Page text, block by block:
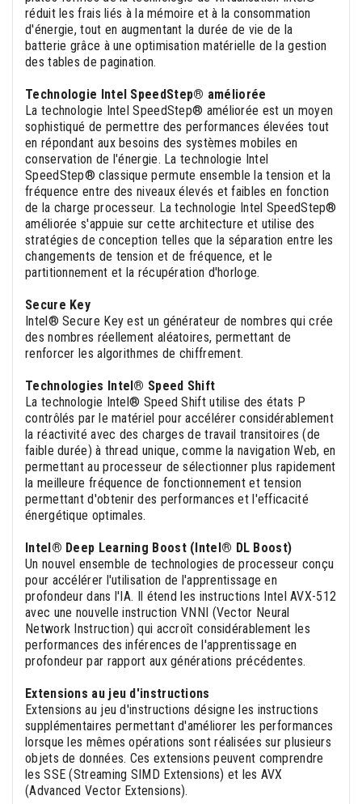
réduit les frais liés à la mémoire et à la consommation
d'énergie, tout en augmentant la durée de vie de la
batterie grâce à une optimisation matérielle de la gestion
des tables de pagination.
Technologie Intel SpeedStep® améliorée
La technologie Intel SpeedStep® améliorée est un moyen
sophistiqué de permettre des performances élevées tout
en répondant aux besoins des systèmes mobiles en
conservation de l'énergie. La technologie Intel
SpeedStep® classique permute ensemble la tension et la
fréquence entre des niveaux élevés et faibles en fonction
de la charge processeur. La technologie Intel SpeedStep®
améliorée s'appuie sur cette architecture et utilise des
stratégies de conception telles que la séparation entre les
changements de tension et de fréquence, et le
partitionnement et la récupération d'horloge.
Secure Key
Intel® Secure Key est un générateur de nombres qui crée
des nombres réellement aléatoires, permettant de
renforcer les algorithmes de chiffrement.
Technologies Intel® Speed Shift
La technologie Intel® Speed Shift utilise des états P
contrôlés par le matériel pour accélérer considérablement
la réactivité avec des charges de travail transitoires (de
faible durée) à thread unique, comme la navigation Web, en
permettant au processeur de sélectionner plus rapidement
la meilleure fréquence de fonctionnement et tension
permettant d'obtenir des performances et l'efficacité
énergétique optimales.
Intel® Deep Learning Boost (Intel® DL Boost)
Un nouvel ensemble de technologies de processeur conçu
pour accélérer l'utilisation de l'apprentissage en
profondeur dans l'IA. Il étend les instructions Intel AVX-512
avec une nouvelle instruction VNNI (Vector Neural
Network Instruction) qui accroît considérablement les
performances des inférences de l'apprentissage en
profondeur par rapport aux générations précédentes.
Extensions au jeu d'instructions
Extensions au jeu d'instructions désigne les instructions
supplémentaires permettant d'améliorer les performances
lorsque les mêmes opérations sont réalisées sur plusieurs
objets de données. Ces extensions peuvent comprendre
les SSE (Streaming SIMD Extensions) et les AVX
(Advanced Vector Extensions).